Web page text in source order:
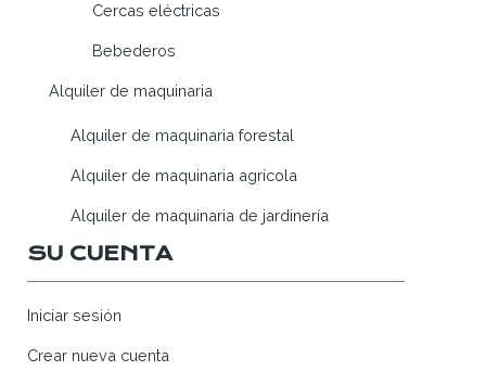
Cercas eléctricas
Bebederos
Alquiler de maquinaria
Alquiler de maquinaria forestal
Alquiler de maquinaria agrícola
Alquiler de maquinaria de jardinería
SU CUENTA
Iniciar sesión
Crear nueva cuenta